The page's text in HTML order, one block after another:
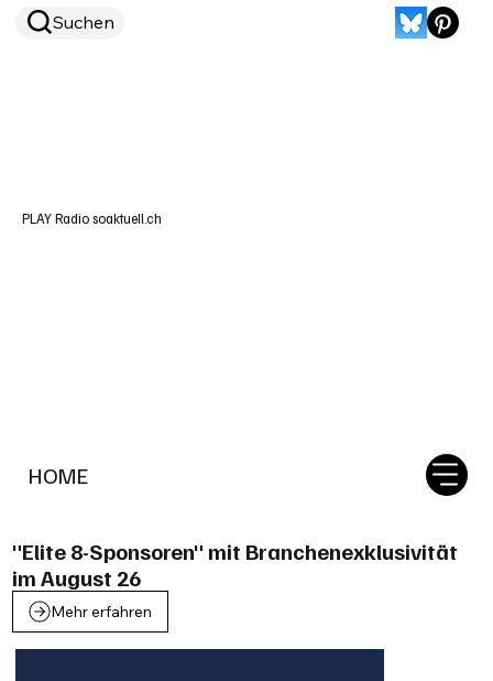
HOME
Suchen
PLAY Radio soaktuell.ch
"Elite 8-Sponsoren" mit Branchenexklusivität
im August 26
Mehr erfahren